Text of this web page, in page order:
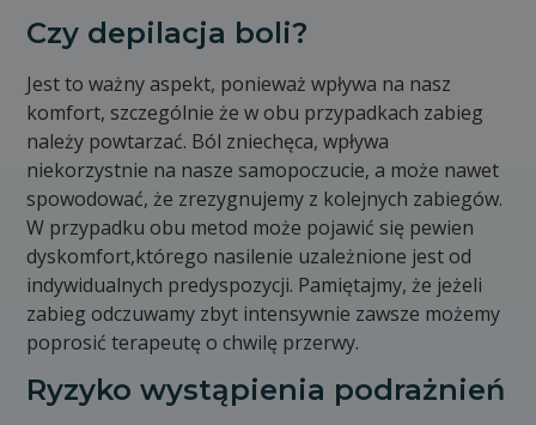
Czy depilacja boli?
Jest to ważny aspekt, ponieważ wpływa na nasz
komfort, szczególnie że w obu przypadkach zabieg
należy powtarzać. Ból zniechęca, wpływa
niekorzystnie na nasze samopoczucie, a może nawet
spowodować, że zrezygnujemy z kolejnych zabiegów.
W przypadku obu metod może pojawić się pewien
dyskomfort,którego nasilenie uzależnione jest od
indywidualnych predyspozycji. Pamiętajmy, że jeżeli
zabieg odczuwamy zbyt intensywnie zawsze możemy
poprosić terapeutę o chwilę przerwy.
Ryzyko wystąpienia podrażnień